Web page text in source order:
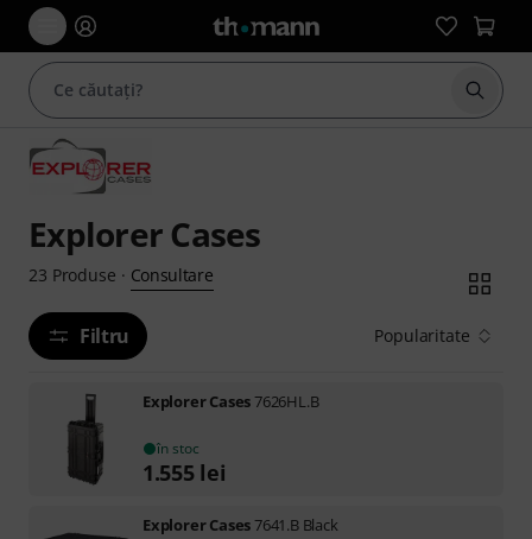
Explorer Cases
23 Produse · Consultare
Filtru Popularitate
Explorer Cases7626HL.B
în stoc
1.555 lei
Explorer Cases7641.B Black